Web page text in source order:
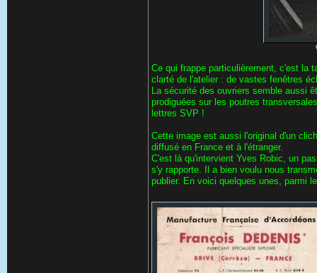
Ce qui frappe particulièrement, c'est la
clarté de l'atelier : de vastes fenêtres
La sécurité des ouvriers semble aussi
prodiguées sur les poutres
lettres SVP !
Cette image est aussi l'original d'un
diffusé en France et à l'étranger.
C'est là qu'intervient Yves Robic, un
s'y rapporte. Il a bien voulu nous
publier. En voici quelques unes, parmi